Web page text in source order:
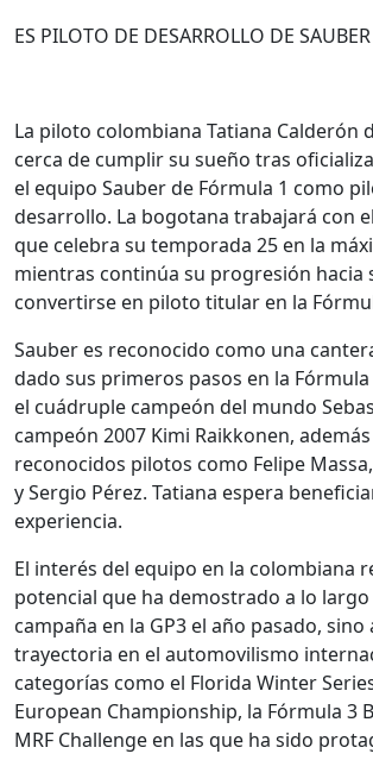
ES PILOTO DE DESARROLLO DE SAUBER
La piloto colombiana Tatiana Calderón
cerca de cumplir su sueño tras
el equipo Sauber de Fórmula 1 como
desarrollo. La bogotana trabajará con
que celebra su temporada 25 en la
mientras continúa su progresión hacia
convertirse en piloto titular en la
Sauber es reconocido como una
dado sus primeros pasos en la
el cuádruple campeón del mundo
campeón 2007 Kimi Raikkonen,
reconocidos pilotos como Felipe
y Sergio Pérez. Tatiana espera
experiencia.
El interés del equipo en la colombiana
potencial que ha demostrado a lo
campaña en la GP3 el año pasado, sino
trayectoria en el automovilismo
categorías como el Florida Winter
European Championship, la Fórmula 3
MRF Challenge en las que ha sido